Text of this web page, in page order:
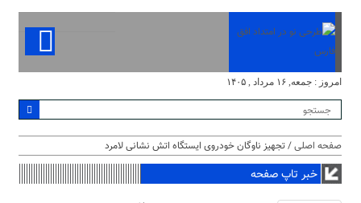
امروز : جمعه, ۱۶ مرداد , ۱۴۰۵
صفحه اصلی/ تجهیز ناوگان خودروی ایستگاه اتش نشانی لامرد
خبر تاپ صفحه